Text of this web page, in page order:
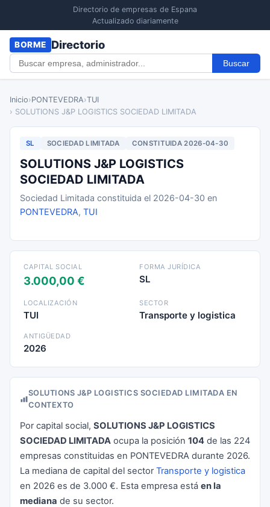
Directorio de empresas de Espana
Actualizado diariamente
BORME Directorio
Buscar
Inicio›PONTEVEDRA›TUI
› SOLUTIONS J&P LOGISTICS SOCIEDAD LIMITADA
SL SOCIEDAD LIMITADA CONSTITUIDA 2026-04-30
SOLUTIONS J&P LOGISTICS
SOCIEDAD LIMITADA
Sociedad Limitada constituida el 2026-04-30 en
PONTEVEDRA, TUI
CAPITAL SOCIAL
3.000,00 €
FORMA JURÍDICA
SL
LOCALIZACIÓN
TUI
SECTOR
Transporte y logistica
ANTIGÜEDAD
2026
SOLUTIONS J&P LOGISTICS SOCIEDAD LIMITADA EN
CONTEXTO
Por capital social, SOLUTIONS J&P LOGISTICS
SOCIEDAD LIMITADA ocupa la posición 104 de las 224
empresas constituidas en PONTEVEDRA durante 2026.
La mediana de capital del sectorTransporte y logistica
en 2026 es de 3.000 €. Esta empresa está en la
mediana de su sector.